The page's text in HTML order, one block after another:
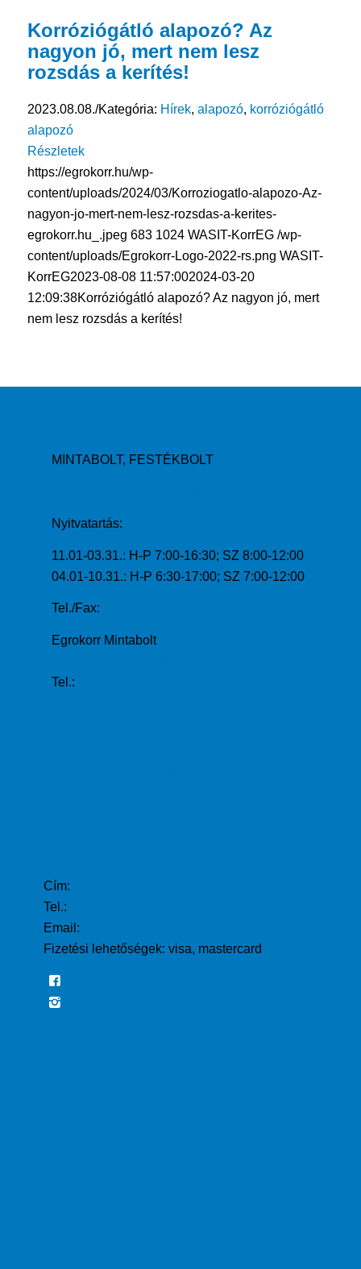
Korróziógátló alapozó? Az
nagyon jó, mert nem lesz
rozsdás a kerítés!
2023.08.08./Kategória: Hírek, alapozó, korróziógátló
alapozó
Részletek
https://egrokorr.hu/wp-
content/uploads/2024/03/Korroziogatlo-alapozo-Az-
nagyon-jo-mert-nem-lesz-rozsdas-a-kerites-
egrokorr.hu_.jpeg 683 1024 WASIT-KorrEG /wp-
content/uploads/Egrokorr-Logo-2022-rs.png WASIT-
KorrEG2023-08-08 11:57:002024-03-20
12:09:38Korróziógátló alapozó? Az nagyon jó, mert
nem lesz rozsdás a kerítés!
MINTABOLT, FESTÉKBOLT
Nyitvatartás:
11.01-03.31.: H-P 7:00-16:30; SZ 8:00-12:00
04.01-10.31.: H-P 6:30-17:00; SZ 7:00-12:00
Tel./Fax:
Egrokorr Mintabolt
Tel.:
Cím:
Tel.:
Email:
Fizetési lehetőségek: visa, mastercard